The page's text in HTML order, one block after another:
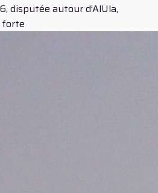
disputée autour d’AlUla,
forte